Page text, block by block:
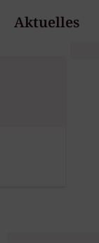
Aktuelles